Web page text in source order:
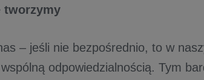
tworzymy
– jeśli nie bezpośrednio, to w
odpowiedzialnością. Tym